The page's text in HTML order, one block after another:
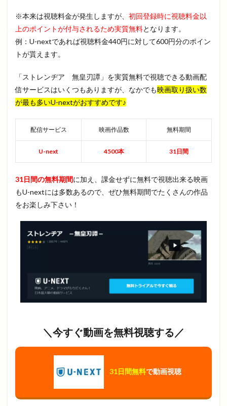
※本来は視聴料金が発生しますが、 初回登録時に視聴料金以
上のポイントが付与されるため実質無料となります。
例：U-nextであれば視聴料金440円に対して600円分のポイン
トが貰えます。
「ストレンヂア 無皇刃譚」を実質無料で視聴できる動画配
信サービスはいくつもありますが、なかでも映画取り扱い数
が最も多いU-nextがおすすめです♪
配信サービス 映画作品数 無料期間
U-next 4500本 31日間
31日間の無料期間に加え、課金せずに無料で視聴出来る映画
もU-nextには多数あるので、ぜひ無料期間でたくさんの作品
をお楽しみ下さい！
＼今すぐ動画を無料視聴する／
31日間無料で動画視聴